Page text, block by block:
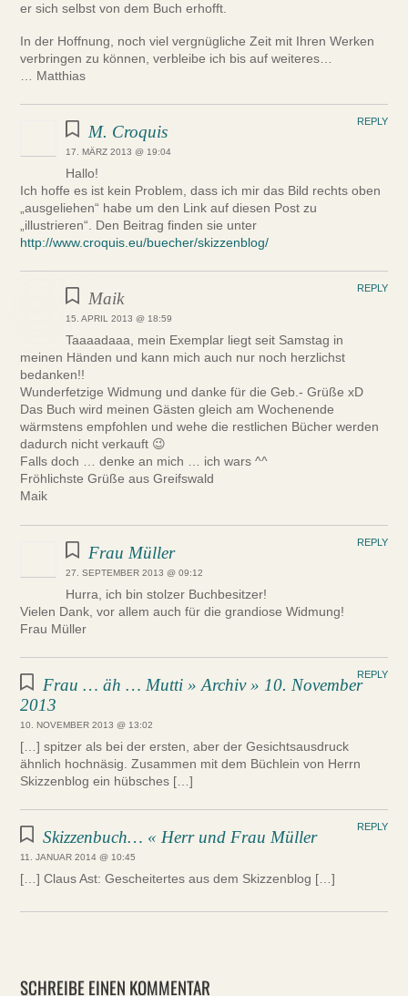
er sich selbst von dem Buch erhofft.
In der Hoffnung, noch viel vergnügliche Zeit mit Ihren Werken
verbringen zu können, verbleibe ich bis auf weiteres…
… Matthias
M. Croquis
17. MÄRZ 2013 @ 19:04
Hallo!
Ich hoffe es ist kein Problem, dass ich mir das Bild rechts oben
„ausgeliehen“ habe um den Link auf diesen Post zu
„illustrieren“. Den Beitrag finden sie unter
http://www.croquis.eu/buecher/skizzenblog/
REPLY
Maik
15. APRIL 2013 @ 18:59
Taaaadaaa, mein Exemplar liegt seit Samstag in
meinen Händen und kann mich auch nur noch herzlichst
bedanken!!
Wunderfetzige Widmung und danke für die Geb.- Grüße xD
Das Buch wird meinen Gästen gleich am Wochenende
wärmstens empfohlen und wehe die restlichen Bücher werden
dadurch nicht verkauft 😉
Falls doch … denke an mich … ich wars ^^
Fröhlichste Grüße aus Greifswald
Maik
REPLY
Frau Müller
27. SEPTEMBER 2013 @ 09:12
Hurra, ich bin stolzer Buchbesitzer!
Vielen Dank, vor allem auch für die grandiose Widmung!
Frau Müller
REPLY
Frau … äh … Mutti » Archiv » 10. November
2013
10. NOVEMBER 2013 @ 13:02
[…] spitzer als bei der ersten, aber der Gesichtsausdruck
ähnlich hochnäsig. Zusammen mit dem Büchlein von Herrn
Skizzenblog ein hübsches […]
REPLY
Skizzenbuch… « Herr und Frau Müller
11. JANUAR 2014 @ 10:45
[…] Claus Ast: Gescheitertes aus dem Skizzenblog […]
REPLY
SCHREIBE EINEN KOMMENTAR